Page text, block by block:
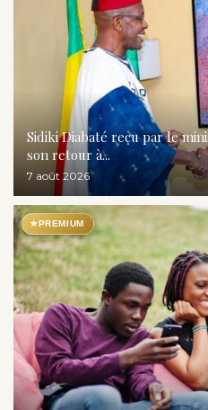
Sidiki Diabaté reçu par le
son retour à...
7 août 2026
★PREMIUM